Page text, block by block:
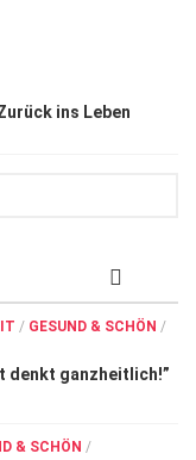
ins Leben
/ GESUND & SCHÖN /
denkt ganzheitlich!”
& SCHÖN /